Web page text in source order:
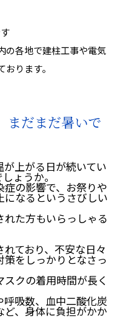
の各地で建柱工事や電気
ります。
まだまだ暑いで
上がる日が続いてい
しょうか。
の影響で、お祭りや
なるというさびしい
た方もいらっしゃる
ており、不安な日々
をしっかりとなさっ
クの着用時間が長く
吸数、血中二酸化炭
、身体に負担がかか